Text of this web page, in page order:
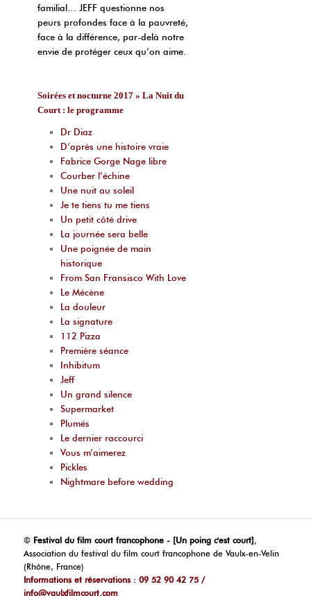
familial… JEFF questionne nos
peurs profondes face à la pauvreté,
face à la différence, par-delà notre
envie de protéger ceux qu’on aime.
Soirées et nocturne 2017 » La Nuit du
Court : le programme
Dr Diaz
D’après une histoire vraie
Fabrice Gorge Nage libre
Courber l’échine
Une nuit au soleil
Je te tiens tu me tiens
Un petit côté drive
La journée sera belle
Une poignée de main
historique
From San Fransisco With Love
Le Mécène
La douleur
La signature
112 Pizza
Première séance
Inhibitum
Jeff
Un grand silence
Supermarket
Plumés
Le dernier raccourci
Vous m’aimerez
Pickles
Nightmare before wedding
© Festival du film court francophone - [Un poing c'est court],
Association du festival du film court francophone de Vaulx-en-Velin
(Rhône, France)
Informations et réservations : 09 52 90 42 75 /
info@vaulxfilmcourt.com